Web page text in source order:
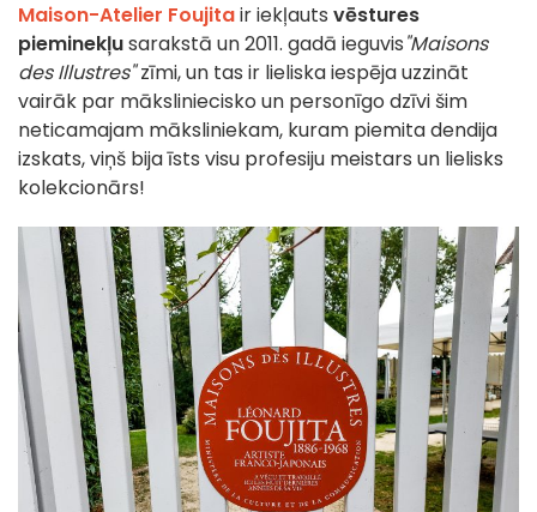
Maison-Atelier Foujitair iekļauts vēstures
pieminekļusarakstā un 2011. gadā ieguvis"Maisons
des Illustres"zīmi, un tas ir lieliska iespēja uzzināt
vairāk par māksliniecisko un personīgo dzīvi šim
neticamajam māksliniekam, kuram piemita dendija
izskats, viņš bija īsts visu profesiju meistars un lielisks
kolekcionārs!